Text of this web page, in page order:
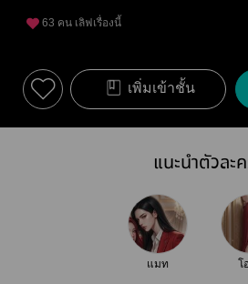
63 คน เลิฟเรื่องนี้
เพิ่มเข้าชั้น
แนะนำตัวละ
แมท โ